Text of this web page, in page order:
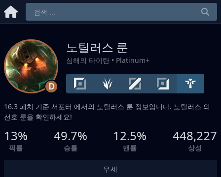
D
노틸러스 룬
심해의 타이탄 • Platinum+
16.3 패치 기준 서포터 에서의 노틸러스 룬 정보입니다. 노틸러스 의
선호 룬을 확인하세요!
13%
픽률
49.7%
승률
12.5%
밴률
448,227
상성
우세